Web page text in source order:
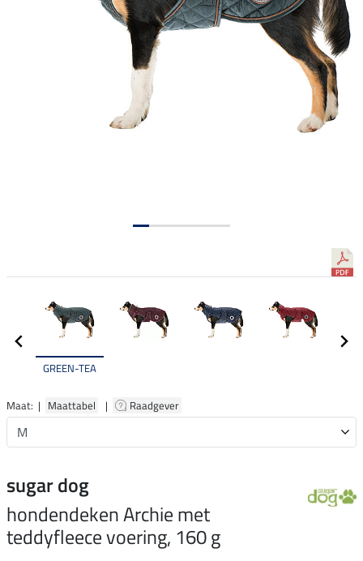
GREEN-TEA
Maat: | Maattabel | Raadgever
sugar dog
hondendeken Archie met
teddyfleece voering, 160 g